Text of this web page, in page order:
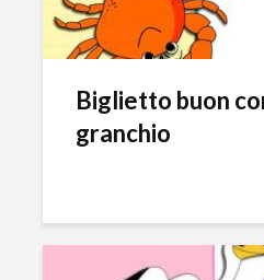
Biglietto buon
granchio